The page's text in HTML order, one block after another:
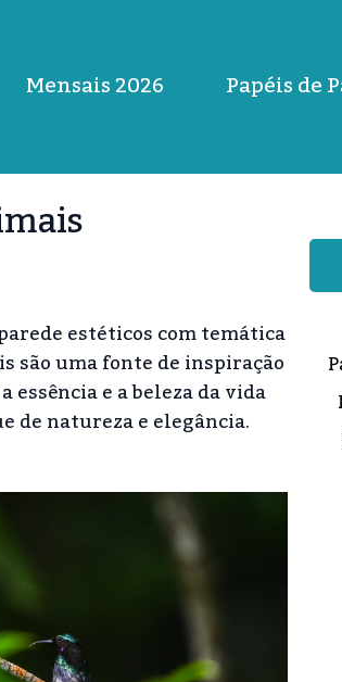
Mensais 2026 Papéis de
estéticos com temática
são uma fonte de inspiração
essência e a beleza da vida
de natureza e elegância.